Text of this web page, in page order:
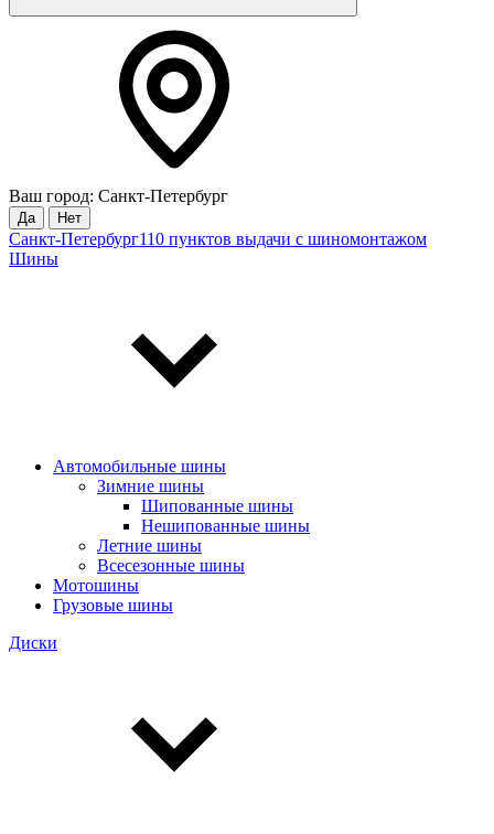
Ваш город: Санкт-Петербург
Да Нет
Санкт-Петербург110 пунктов выдачи с шиномонтажом
Шины
Автомобильные шины
Зимние шины
Шипованные шины
Нешипованные шины
Летние шины
Всесезонные шины
Мотошины
Грузовые шины
Диски